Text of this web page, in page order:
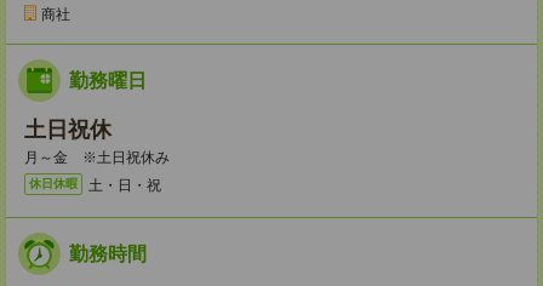
商社
勤務曜日
土日祝休
月～金 ※土日祝休み
休日休暇 土・日・祝
勤務時間